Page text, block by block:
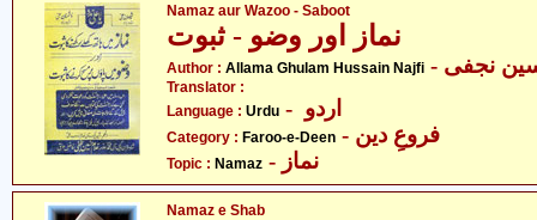
Namaz aur Wazoo - Saboot
نماز اور وضو - ثبوت
Author : Allama Ghulam Hussain Najfi نجفی
Translator :
Language : Urdu
Category : Faroo-e-Deen - فروعِ دین
Topic : Namaz
Namaz e Shab